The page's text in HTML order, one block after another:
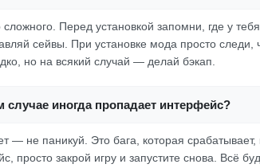
Перед установкой запомни, где у
сейвы. При установке мода просто
но на всякий случай — делай бэкап.
иногда пропадает интерфейс?
— не паникуй. Это бага, которая срабатывает,
просто закрой игру и запустите снова. Всё